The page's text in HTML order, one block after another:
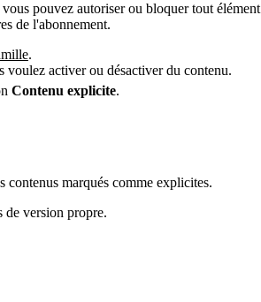
pouvez autoriser ou bloquer tout élément
de l'abonnement.
.
activer ou désactiver du contenu.
Contenu explicite.
contenus marqués comme explicites.
de version propre.